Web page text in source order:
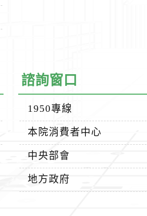
諮詢窗口
1950專線
本院消費者中心
中央部會
地方政府